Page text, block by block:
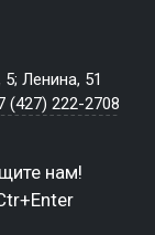
Ленина, 51
(427) 222-2708
нам!